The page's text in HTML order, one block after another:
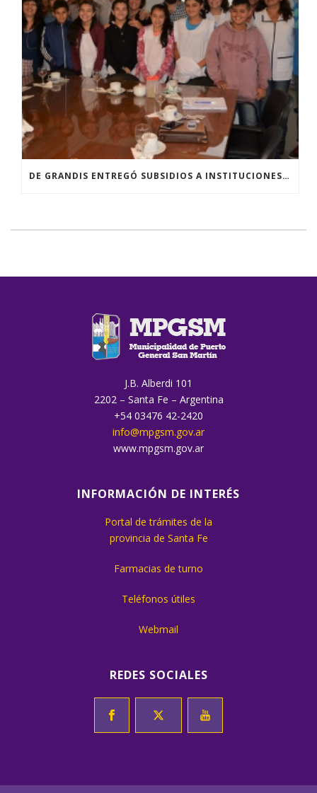
DE GRANDIS ENTREGÓ SUBSIDIOS A INSTITUCIONES EDUCATIVAS Y DESTACÓ EL ACOMPAÑAMIENTO DE LOS CONCEJALES
J.B. Alberdi 101
2202 – Santa Fe – Argentina
+54 03476 42-2420
info@mpgsm.gov.ar
www.mpgsm.gov.ar
INFORMACIÓN DE INTERÉS
Portal de trámites de la
provincia de Santa Fe
Farmacias de turno
Teléfonos útiles
Webmail
REDES SOCIALES